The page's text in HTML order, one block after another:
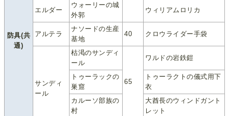
防具(共
通)
エルダー
ウォーリーの城
外郭
ウィリアムロリカ
アルテラ
ナソードの生産
基地
40 クロウライダー手袋
サンディ
ール
枯渇のサンディ
ール
65
ワルドの岩鉄鎧
トゥーラックの
巣窟
トゥーラクトの儀式用下
衣
カルーソ部族の
村
大酋長のウィンドガント
レット